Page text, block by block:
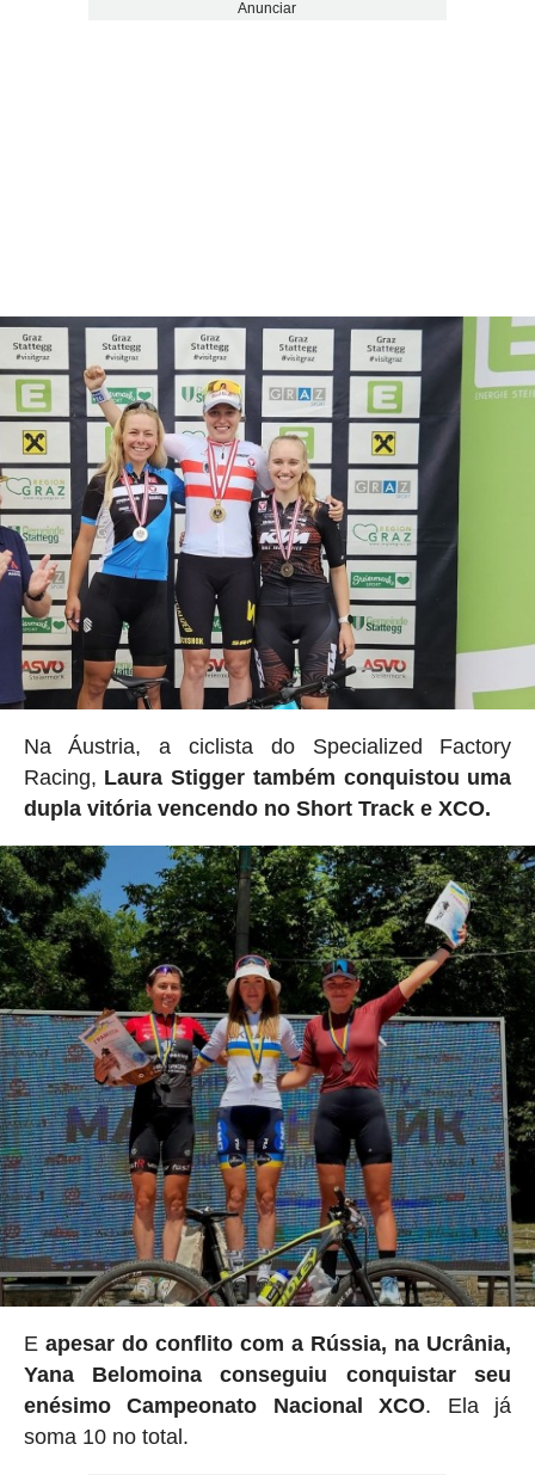
Anunciar
Na Áustria, a ciclista do Specialized Factory
Racing, Laura Stigger também conquistou uma
dupla vitória vencendo no Short Track e XCO.
E apesar do conflito com a Rússia, na Ucrânia,
Yana Belomoina conseguiu conquistar seu
enésimo Campeonato Nacional XCO. Ela já
soma 10 no total.